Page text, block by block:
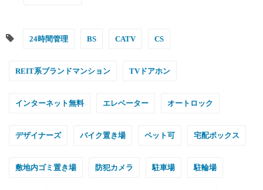
24時間管理 BS CATV CS
REIT系ブランドマンション TVドアホン
インターネット無料 エレベーター オートロック
デザイナーズ バイク置き場 ペット可 宅配ボックス
敷地内ゴミ置き場 防犯カメラ 駐車場 駐輪場